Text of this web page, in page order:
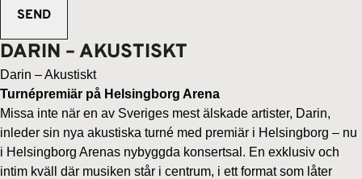
DARIN – AKUSTISKT
Darin – Akustiskt
Turnépremiär på Helsingborg Arena
Missa inte när en av Sveriges mest älskade artister, Darin,
inleder sin nya akustiska turné med premiär i Helsingborg – nu
i Helsingborg Arenas nybyggda konsertsal. En exklusiv och
intim kväll där musiken står i centrum, i ett format som låter